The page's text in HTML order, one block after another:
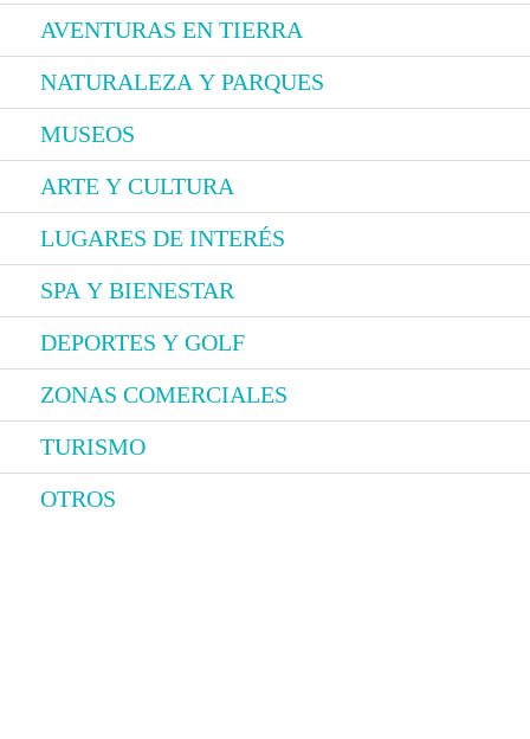
AVENTURAS EN TIERRA
NATURALEZA Y PARQUES
MUSEOS
ARTE Y CULTURA
LUGARES DE INTERÉS
SPA Y BIENESTAR
DEPORTES Y GOLF
ZONAS COMERCIALES
TURISMO
OTROS